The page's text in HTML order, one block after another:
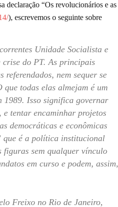
declaração “Os revolucionários e as
), escrevemos o seguinte sobre
Unidade Socialista e
crise do PT. As principais
referendados, nem sequer se
todas elas almejam é um
1989. Isso significa governar
e tentar encaminhar projetos
democráticas e econômicas
que é a política institucional
figuras sem qualquer vínculo
em curso e podem, assim,
Freixo no Rio de Janeiro,